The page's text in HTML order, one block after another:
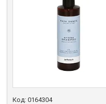
0164304